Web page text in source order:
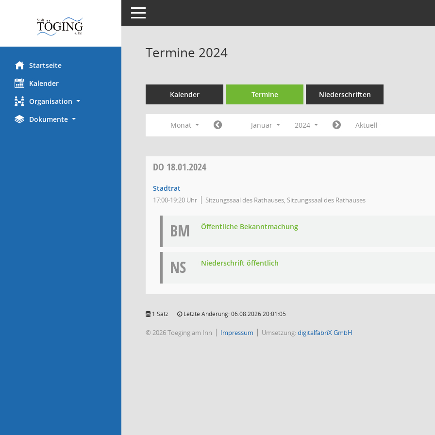
Startseite
Kalender
Organisation
Dokumente
Toggle navigation
Termine 2024
Kalender Termine Niederschriften
Monat Januar 2024 Aktuell
DO 18.01.2024
Stadtrat
17:00-19:20 Uhr Sitzungssaal des Rathauses, Sitzungssaal des Rathauses
BM Öffentliche Bekanntmachung
NS Niederschrift öffentlich
1 Satz Letzte Änderung: 06.08.2026 20:01:05
© 2026 Toeging am Inn Impressum Umsetzung:digitalfabriX GmbH